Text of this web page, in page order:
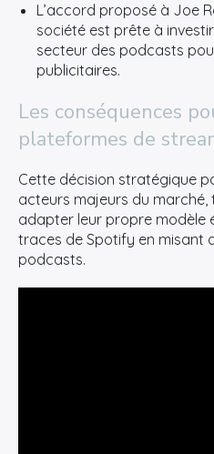
L’accord proposé à Joe
société est prête à
secteur des podcasts
publicitaires.
Les conséquences
plateformes de
Cette décision stratégique
acteurs majeurs du marché,
adapter leur propre modèle
traces de Spotify en misant
podcasts.